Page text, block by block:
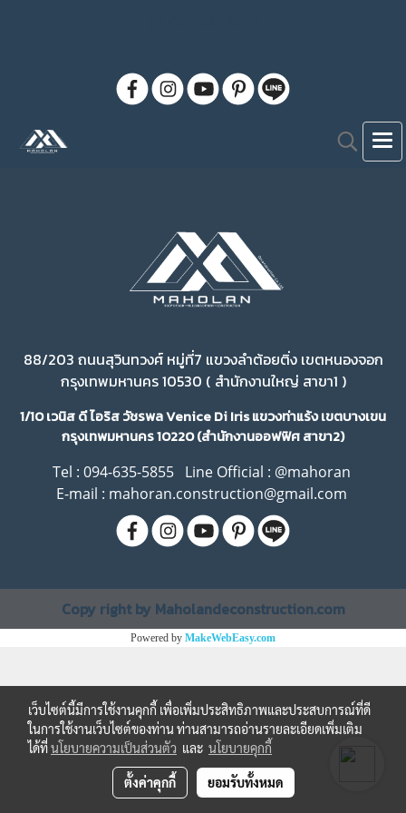
88/203 ถนนสุวินทวงศ์ หมู่ที่7 แขวงลำต้อยติ่ง เขตหนองจอก
กรุงเทพมหานคร 10530 ( สำนักงานใหญ่ สาขา1 )
1/10 เวนิส ดี ไอริส วัชรพล Venice Di Iris แขวงท่าแร้ง เขตบางเขน
กรุงเทพมหานคร 10220 (สำนักงานออฟฟิศ สาขา2)
Tel : 094-635-5855 Line Official : @mahoran
E-mail : mahoran.construction@gmail.com
Copy right by Maholandeconstruction.com
Powered by MakeWebEasy.com
เว็บไซต์นี้มีการใช้งานคุกกี้ เพื่อเพิ่มประสิทธิภาพและประสบการณ์ที่ดี
ในการใช้งานเว็บไซต์ของท่าน ท่านสามารถอ่านรายละเอียดเพิ่มเติม
ได้ที่นโยบายความเป็นส่วนตัว และ นโยบายคุกกี้
ตั้งค่าคุกกี้ ยอมรับทั้งหมด